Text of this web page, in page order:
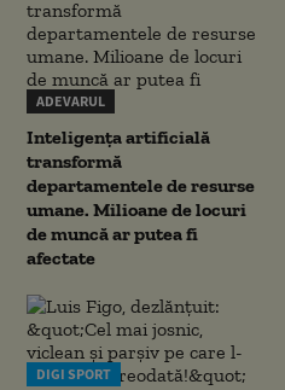
ADEVARUL
Inteligența artificială
transformă
departamentele de resurse
umane. Milioane de locuri
de muncă ar putea fi
afectate
DIGI SPORT